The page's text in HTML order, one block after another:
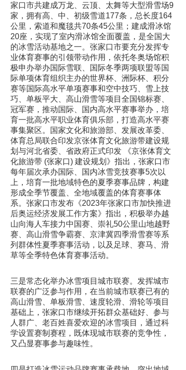
家口市共建成万龙、云顶、太舞等大型滑雪场9
家，拥有高、中、初级雪道177条，总长度164
公里，索道和魔毯共70条45公里；建成滑冰馆
20座，实现了室内滑冰馆全面覆盖，是全国大
的冰雪活动基地之一。张家口市要充分发挥专
业体育赛事的引领带动作用，依托冬奥场馆积
极申办举办国际雪联、国际冬季两项联盟等国
际单项体育组织主办的世界杯、洲际杯、积分
赛等国际高水平单项赛事和空中技巧、雪上技
巧、单板平大、高山滑雪等项目全国锦标赛、
冠军赛，推动国际、国内高水平赛事举办，培
育一批高水平职业体育俱乐部，打造高水平赛
事集聚区。国家文化和旅游部、发展改革委、
体育总局联合印发京张体育文化旅游带建设规
划与河北省委、省政府正式印发 《京张体育文
化旅游带 (张家口) 建设规划》指出，张家口市
每年届次承办国际、国内冰雪竞技赛事5次以
上，培育一批地域特色的夏季赛事品牌，构建
形成全季节覆盖、全地域覆盖的体育赛事体
系。张家口市发布《2023年张家口市加快推进
后奥运经济发展工作方案》指出，积极举办越
山向海人车接力中国赛、崇礼50公里山地越野
赛、高山滑雪争霸赛、京津冀四季滑雪赛等系
列群体性夏季赛事活动，以及足球、赛马、滑
草等全季特色体育赛事活动。
三是常态化举办冰雪项目城市联赛。发挥城市
联赛的广泛参与作用，在当前城市联赛已有的
高山滑雪、单板滑雪、速度轮滑、滑轮等项目
基础上，张家口市继续开拓群众基础好、参与
人群广、老百姓喜爱欢迎的冰雪项目，通过科
学设置赛制赛程，既体现城市联赛的竞争性，
又凸显赛事参与趣味性。